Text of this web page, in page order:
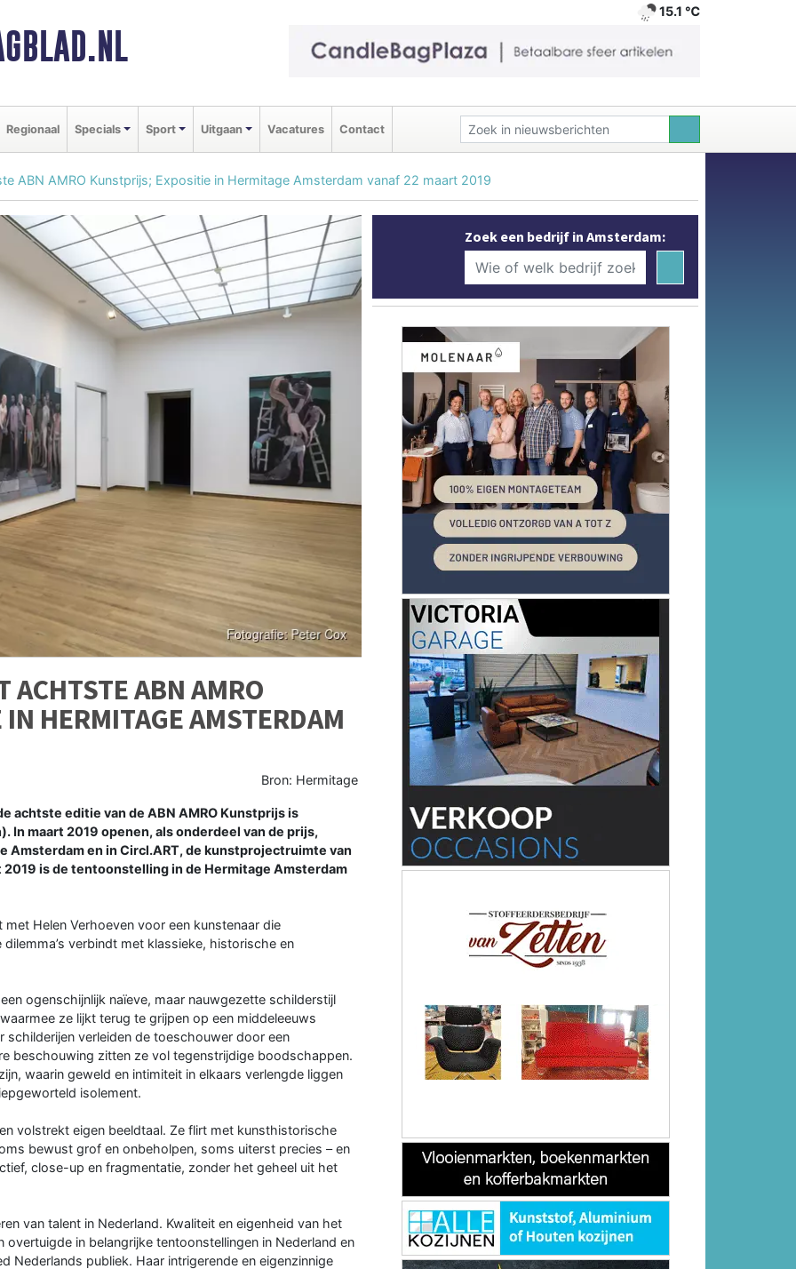
15.1 ℃
Regionaal Specials Sport Uitgaan Vacatures Contact
ABN AMRO Kunstprijs; Expositie in Hermitage Amsterdam vanaf 22 maart 2019
ACHTSTE ABN AMRO
HERMITAGE AMSTERDAM
Bron: Hermitage
achtste editie van de ABN AMRO Kunstprijs is
In maart 2019 openen, als onderdeel van de prijs,
Amsterdam en in Circl.ART, de kunstprojectruimte van
2019 is de tentoonstelling in de Hermitage Amsterdam
Helen Verhoeven voor een kunstenaar die
verbindt met klassieke, historische en
ogenschijnlijk naïeve, maar nauwgezette schilderstijl
ze lijkt terug te grijpen op een middeleeuws
schilderijen verleiden de toeschouwer door een
beschouwing zitten ze vol tegenstrijdige boodschappen.
waarin geweld en intimiteit in elkaars verlengde liggen
isolement.
volstrekt eigen beeldtaal. Ze flirt met kunsthistorische
bewust grof en onbeholpen, soms uiterst precies – en
close-up en fragmentatie, zonder het geheel uit het
van talent in Nederland. Kwaliteit en eigenheid van het
in belangrijke tentoonstellingen in Nederland en
Nederlands publiek. Haar intrigerende en eigenzinnige
Zoek een bedrijf in Amsterdam: